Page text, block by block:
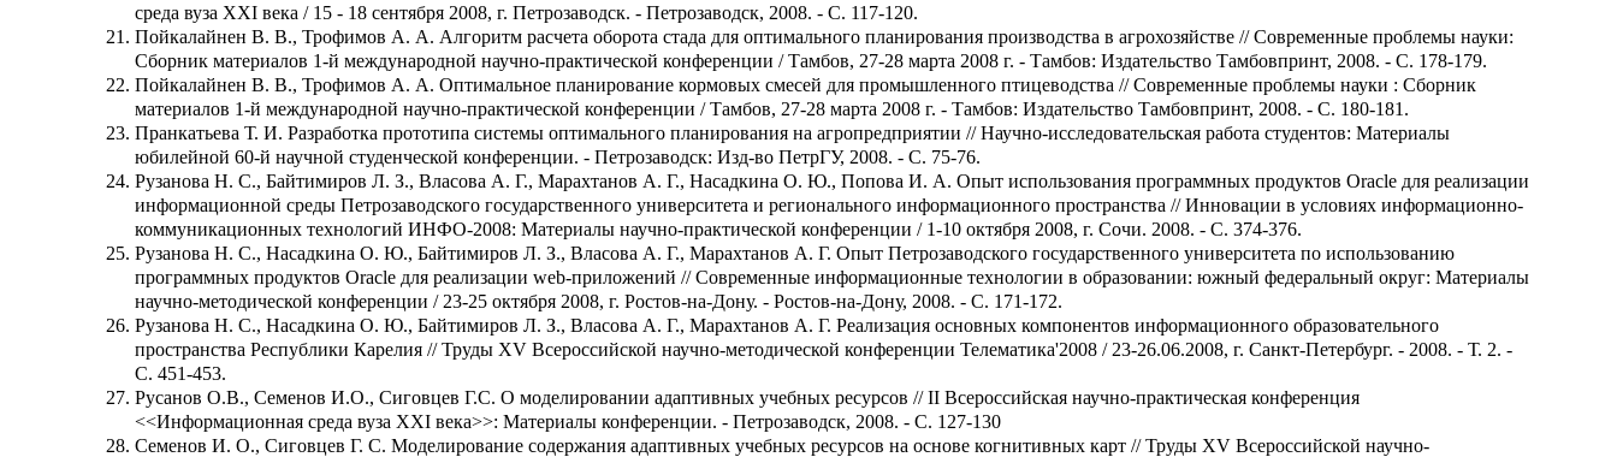
среда вуза XXI века / 15 - 18 сентября 2008, г. Петрозаводск. - Петрозаводск, 2008. - C. 117-120.
Пойкалайнен В. В., Трофимов А. А. Алгоритм расчета оборота стада для оптимального планирования производства в агрохозяйстве // Современные проблемы науки:
Сборник материалов 1-й международной научно-практической конференции / Тамбов, 27-28 марта 2008 г. - Тамбов: Издательство Тамбовпринт, 2008. - С. 178-179.
Пойкалайнен В. В., Трофимов А. А. Оптимальное планирование кормовых смесей для промышленного птицеводства // Современные проблемы науки : Сборник
материалов 1-й международной научно-практической конференции / Тамбов, 27-28 марта 2008 г. - Тамбов: Издательство Тамбовпринт, 2008. - С. 180-181.
Пранкатьева Т. И. Разработка прототипа системы оптимального планирования на агропредприятии // Научно-исследовательская работа студентов: Материалы
юбилейной 60-й научной студенческой конференции. - Петрозаводск: Изд-во ПетрГУ, 2008. - С. 75-76.
Рузанова Н. С., Байтимиров Л. З., Власова А. Г., Марахтанов А. Г., Насадкина О. Ю., Попова И. А. Опыт использования программных продуктов Oracle для реализации
информационной среды Петрозаводского государственного университета и регионального информационного пространства // Инновации в условиях информационно-
коммуникационных технологий ИНФО-2008: Материалы научно-практической конференции / 1-10 октября 2008, г. Сочи. 2008. - С. 374-376.
Рузанова Н. С., Насадкина О. Ю., Байтимиров Л. З., Власова А. Г., Марахтанов А. Г. Опыт Петрозаводского государственного университета по использованию
программных продуктов Oracle для реализации web-приложений // Современные информационные технологии в образовании: южный федеральный округ: Материалы
научно-методической конференции / 23-25 октября 2008, г. Ростов-на-Дону. - Ростов-на-Дону, 2008. - С. 171-172.
Рузанова Н. С., Насадкина О. Ю., Байтимиров Л. З., Власова А. Г., Марахтанов А. Г. Реализация основных компонентов информационного образовательного
пространства Республики Карелия // Труды XV Всероссийской научно-методической конференции Телематика'2008 / 23-26.06.2008, г. Санкт-Петербург. - 2008. - Т. 2. -
С. 451-453.
Русанов О.В., Семенов И.О., Сиговцев Г.С. О моделировании адаптивных учебных ресурсов // II Всероссийская научно-практическая конференция
<<Информационная среда вуза XXI века>>: Материалы конференции. - Петрозаводск, 2008. - С. 127-130
Семенов И. О., Сиговцев Г. С. Моделирование содержания адаптивных учебных ресурсов на основе когнитивных карт // Труды XV Всероссийской научно-